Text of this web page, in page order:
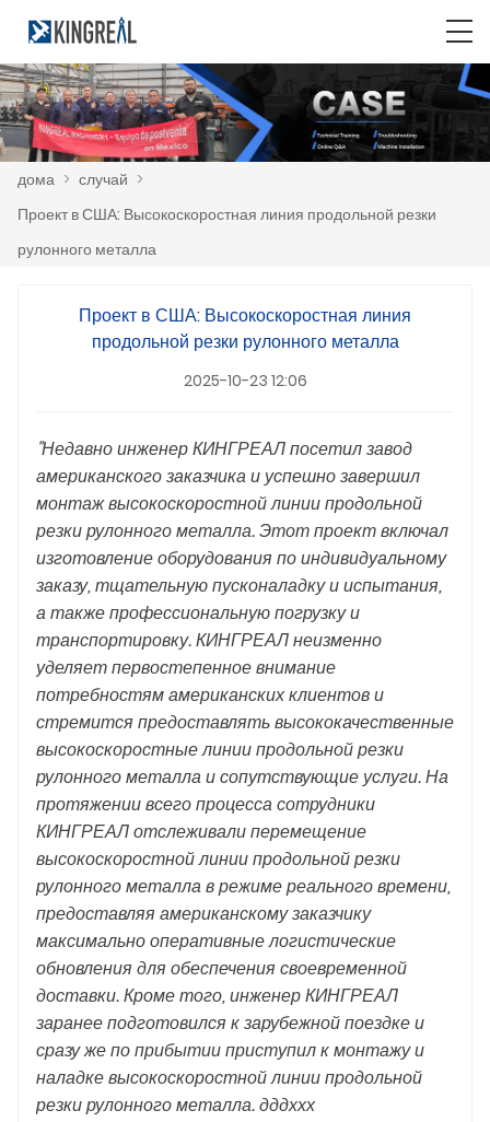
дома > случай >
Проект в США: Высокоскоростная линия продольной резки
рулонного металла
Проект в США: Высокоскоростная линия
продольной резки рулонного металла
2025-10-23 12:06
"Недавно инженер КИНГРЕАЛ посетил завод
американского заказчика и успешно завершил
монтаж высокоскоростной линии продольной
резки рулонного металла. Этот проект включал
изготовление оборудования по индивидуальному
заказу, тщательную пусконаладку и испытания,
а также профессиональную погрузку и
транспортировку. КИНГРЕАЛ неизменно
уделяет первостепенное внимание
потребностям американских клиентов и
стремится предоставлять высококачественные
высокоскоростные линии продольной резки
рулонного металла и сопутствующие услуги. На
протяжении всего процесса сотрудники
КИНГРЕАЛ отслеживали перемещение
высокоскоростной линии продольной резки
рулонного металла в режиме реального времени,
предоставляя американскому заказчику
максимально оперативные логистические
обновления для обеспечения своевременной
доставки. Кроме того, инженер КИНГРЕАЛ
заранее подготовился к зарубежной поездке и
сразу же по прибытии приступил к монтажу и
наладке высокоскоростной линии продольной
резки рулонного металла. дддххх